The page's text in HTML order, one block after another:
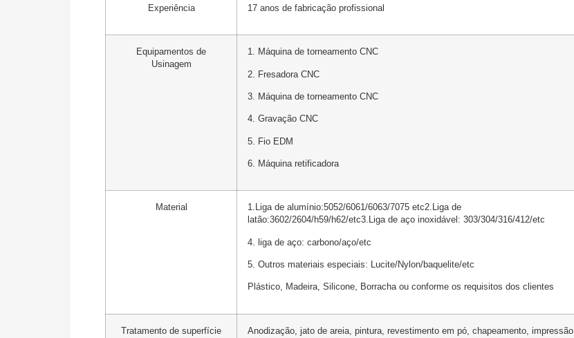
Experiência 17 anos de fabricação profissional
Equipamentos de
Usinagem
1. Máquina de torneamento CNC
2. Fresadora CNC
3. Máquina de torneamento CNC
4. Gravação CNC
5. Fio EDM
6. Máquina retificadora
Material
1.Liga de alumínio:5052/6061/6063/7075 etc2.Liga de
latão:3602/2604/h59/h62/etc3.Liga de aço inoxidável: 303/304/316/412/etc
4. liga de aço: carbono/aço/etc
5. Outros materiais especiais: Lucite/Nylon/baquelite/etc
Plástico, Madeira, Silicone, Borracha ou conforme os requisitos dos clientes
Tratamento de superfície
Anodização, jato de areia, pintura, revestimento em pó, chapeamento, impressão